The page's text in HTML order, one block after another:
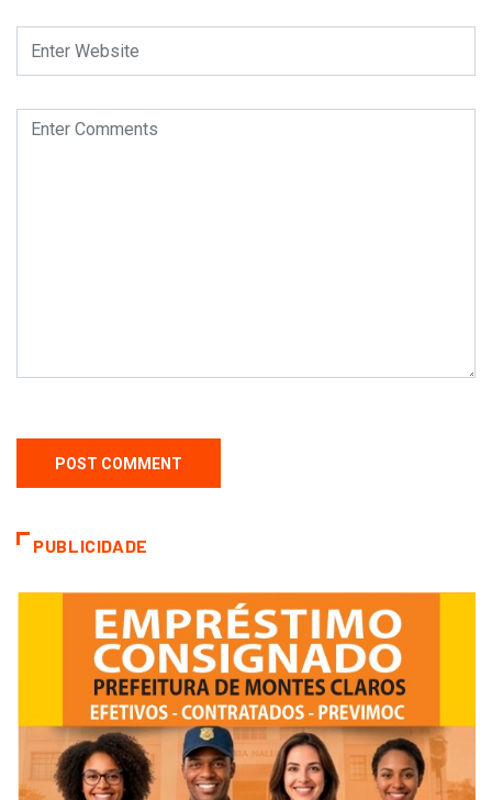
PUBLICIDADE